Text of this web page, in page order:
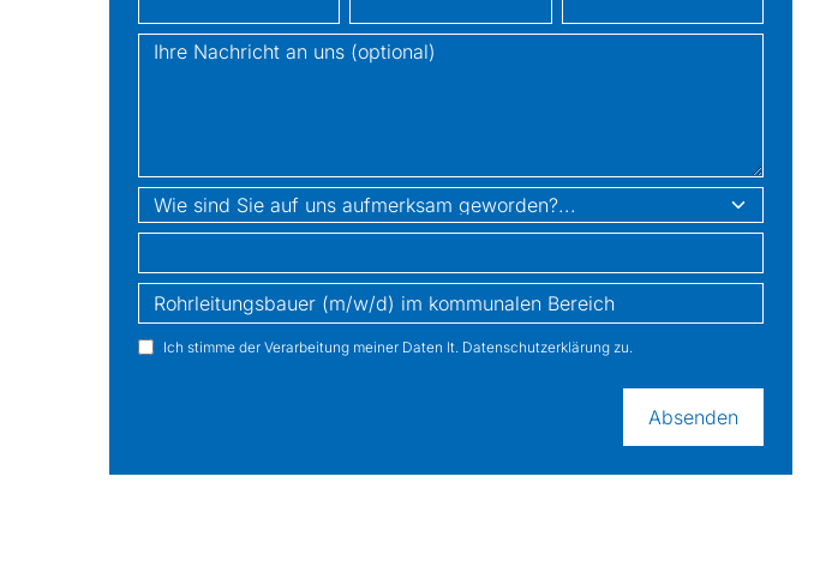
Nachricht
Wie sind Sie auf uns aufmerksam geworden?
job
Ich stimme der Verarbeitung meiner Daten lt. Datenschutzerklärung zu.
Absenden